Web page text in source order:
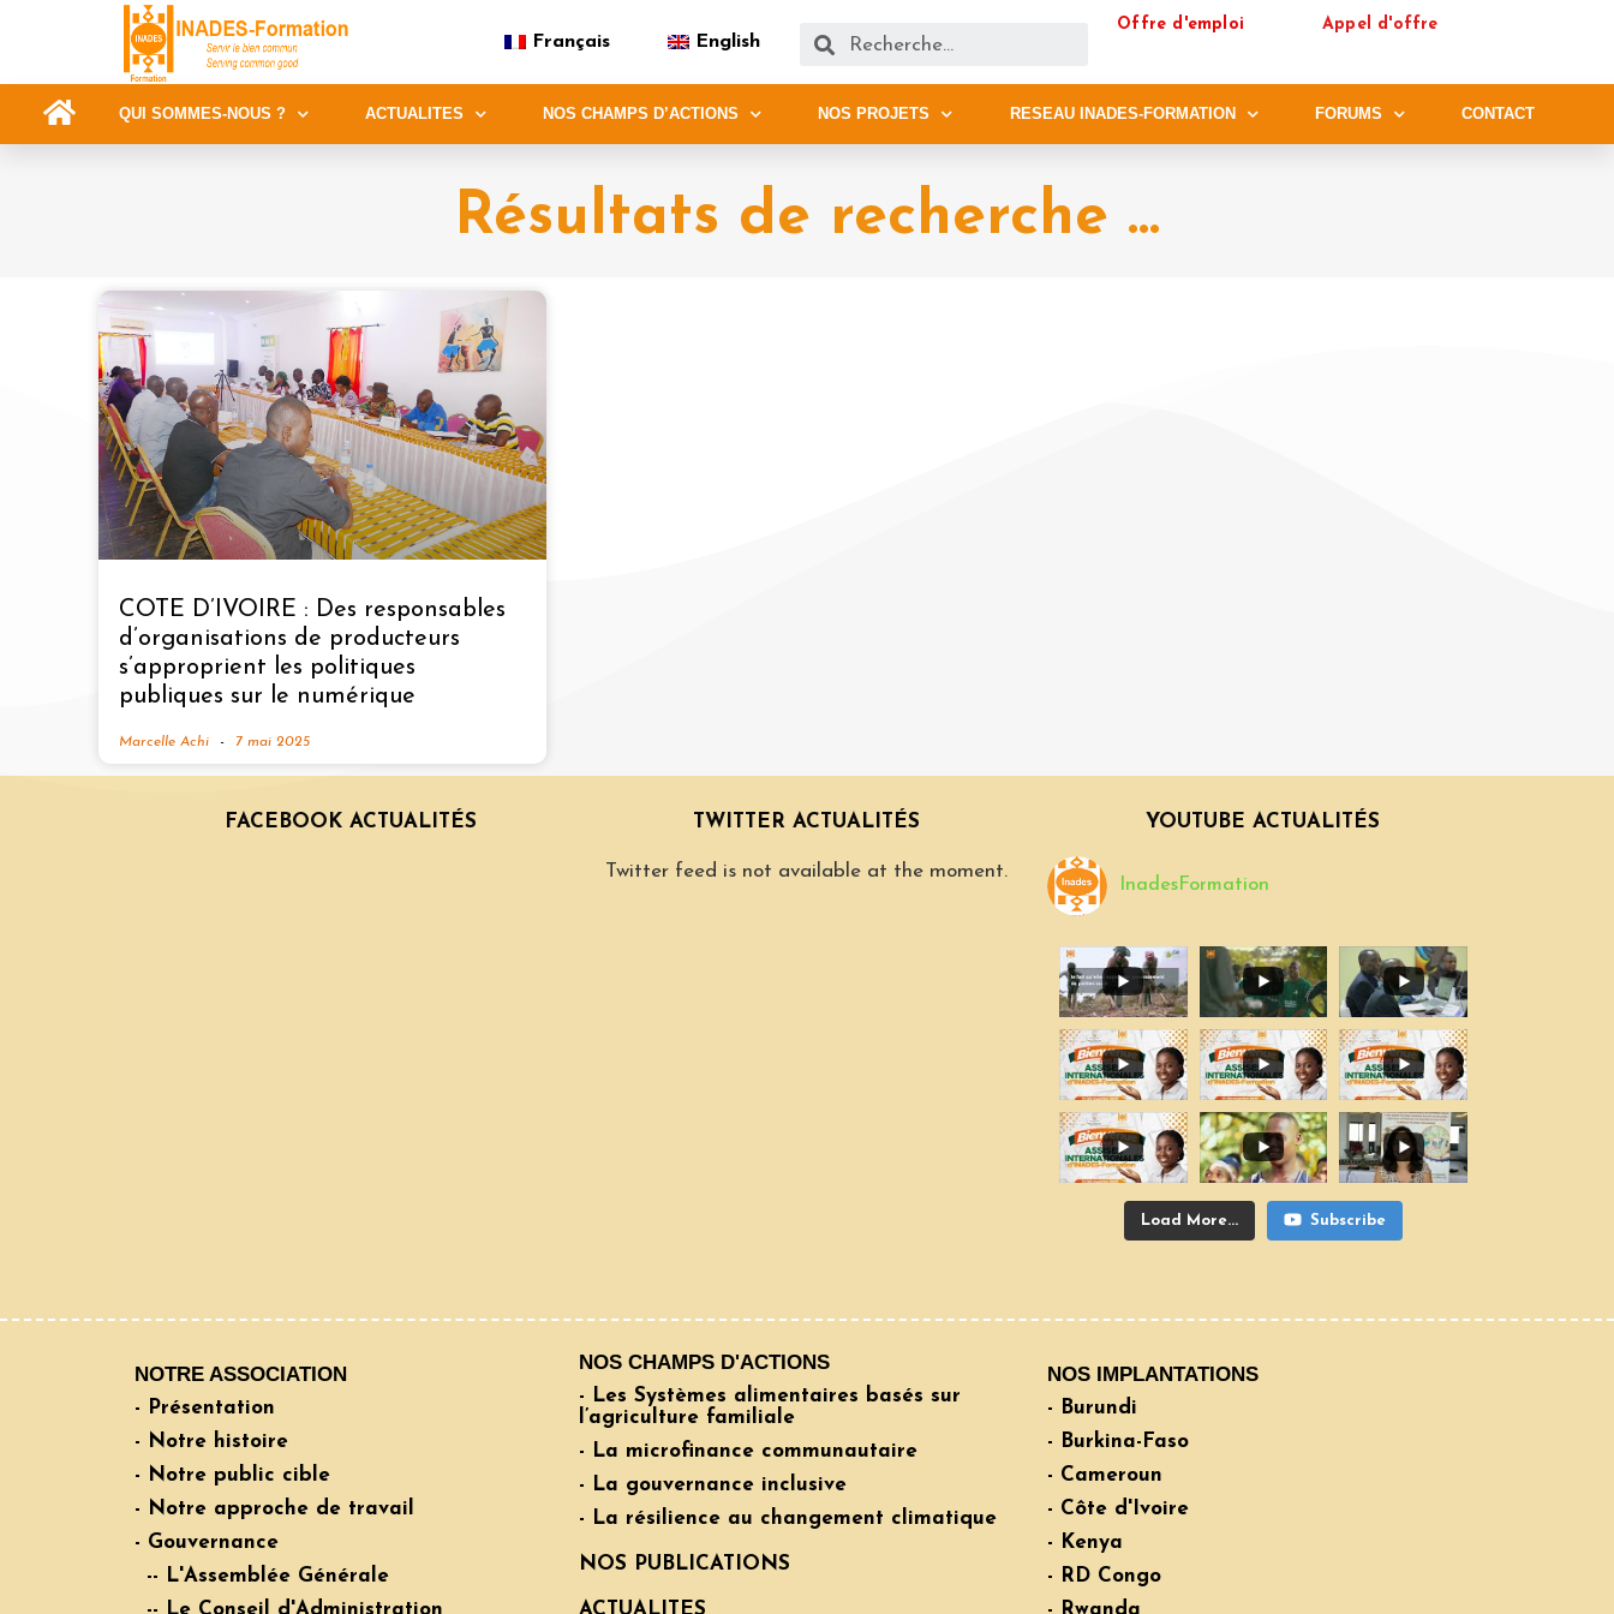
Français English
Offre d'emploi Appel d'offre
QUI SOMMES-NOUS ? ACTUALITES NOS CHAMPS D’ACTIONS NOS PROJETS RESEAU INADES-FORMATION FORUMS CONTACT
Résultats de recherche ...
COTE D’IVOIRE : Des responsables
d’organisations de producteurs
s’approprient les politiques
publiques sur le numérique
Marcelle Achi 7 mai 2025
FACEBOOK ACTUALITÉS TWITTER ACTUALITÉS
Twitter feed is not available at the moment.
YOUTUBE ACTUALITÉS
InadesFormation
Load More... Subscribe
NOTRE ASSOCIATION
- Présentation
- Notre histoire
- Notre public cible
- Notre approche de travail
- Gouvernance
-- L'Assemblée Générale
-- Le Conseil d'Administration
NOS CHAMPS D'ACTIONS
- Les Systèmes alimentaires basés sur
l’agriculture familiale
- La microfinance communautaire
- La gouvernance inclusive
- La résilience au changement climatique
NOS PUBLICATIONS
ACTUALITES
NOS IMPLANTATIONS
- Burundi
- Burkina-Faso
- Cameroun
- Côte d'Ivoire
- Kenya
- RD Congo
- Rwanda